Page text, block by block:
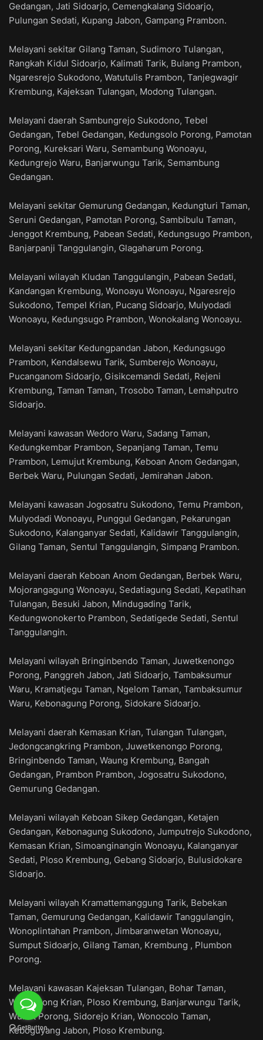
Gedangan, Jati Sidoarjo, Cemengkalang Sidoarjo,
Pulungan Sedati, Kupang Jabon, Gampang Prambon.
Melayani sekitar Gilang Taman, Sudimoro Tulangan,
Rangkah Kidul Sidoarjo, Kalimati Tarik, Bulang Prambon,
Ngaresrejo Sukodono, Watutulis Prambon, Tanjegwagir
Krembung, Kajeksan Tulangan, Modong Tulangan.
Melayani daerah Sambungrejo Sukodono, Tebel
Gedangan, Tebel Gedangan, Kedungsolo Porong, Pamotan
Porong, Kureksari Waru, Semambung Wonoayu,
Kedungrejo Waru, Banjarwungu Tarik, Semambung
Gedangan.
Melayani sekitar Gemurung Gedangan, Kedungturi Taman,
Seruni Gedangan, Pamotan Porong, Sambibulu Taman,
Jenggot Krembung, Pabean Sedati, Kedungsugo Prambon,
Banjarpanji Tanggulangin, Glagaharum Porong.
Melayani wilayah Kludan Tanggulangin, Pabean Sedati,
Kandangan Krembung, Wonoayu Wonoayu, Ngaresrejo
Sukodono, Tempel Krian, Pucang Sidoarjo, Mulyodadi
Wonoayu, Kedungsugo Prambon, Wonokalang Wonoayu.
Melayani sekitar Kedungpandan Jabon, Kedungsugo
Prambon, Kendalsewu Tarik, Sumberejo Wonoayu,
Pucanganom Sidoarjo, Gisikcemandi Sedati, Rejeni
Krembung, Taman Taman, Trosobo Taman, Lemahputro
Sidoarjo.
Melayani kawasan Wedoro Waru, Sadang Taman,
Kedungkembar Prambon, Sepanjang Taman, Temu
Prambon, Lemujut Krembung, Keboan Anom Gedangan,
Berbek Waru, Pulungan Sedati, Jemirahan Jabon.
Melayani kawasan Jogosatru Sukodono, Temu Prambon,
Mulyodadi Wonoayu, Punggul Gedangan, Pekarungan
Sukodono, Kalanganyar Sedati, Kalidawir Tanggulangin,
Gilang Taman, Sentul Tanggulangin, Simpang Prambon.
Melayani daerah Keboan Anom Gedangan, Berbek Waru,
Mojorangagung Wonoayu, Sedatiagung Sedati, Kepatihan
Tulangan, Besuki Jabon, Mindugading Tarik,
Kedungwonokerto Prambon, Sedatigede Sedati, Sentul
Tanggulangin.
Melayani wilayah Bringinbendo Taman, Juwetkenongo
Porong, Panggreh Jabon, Jati Sidoarjo, Tambaksumur
Waru, Kramatjegu Taman, Ngelom Taman, Tambaksumur
Waru, Kebonagung Porong, Sidokare Sidoarjo.
Melayani daerah Kemasan Krian, Tulangan Tulangan,
Jedongcangkring Prambon, Juwetkenongo Porong,
Bringinbendo Taman, Waung Krembung, Bangah
Gedangan, Prambon Prambon, Jogosatru Sukodono,
Gemurung Gedangan.
Melayani wilayah Keboan Sikep Gedangan, Ketajen
Gedangan, Kebonagung Sukodono, Jumputrejo Sukodono,
Kemasan Krian, Simoanginangin Wonoayu, Kalanganyar
Sedati, Ploso Krembung, Gebang Sidoarjo, Bulusidokare
Sidoarjo.
Melayani wilayah Kramattemanggung Tarik, Bebekan
Taman, Gemurung Gedangan, Kalidawir Tanggulangin,
Wonoplintahan Prambon, Jimbaranwetan Wonoayu,
Sumput Sidoarjo, Gilang Taman, Krembung , Plumbon
Porong.
Melayani kawasan Kajeksan Tulangan, Bohar Taman,
Watugolong Krian, Ploso Krembung, Banjarwungu Tarik,
Wunut Porong, Sidorejo Krian, Wonocolo Taman,
Keboguyang Jabon, Ploso Krembung.